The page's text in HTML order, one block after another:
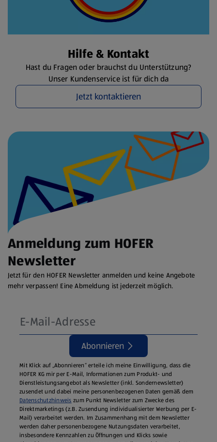
Hilfe & Kontakt
Hast du Fragen oder brauchst du Unterstützung?
Unser Kundenservice ist für dich da
Jetzt kontaktieren
Anmeldung zum HOFER
Newsletter
Jetzt für den HOFER Newsletter anmelden und keine Angebote
mehr verpassen! Eine Abmeldung ist jederzeit möglich.
Abonnieren
Mit Klick auf „Abonnieren“ erteile ich meine Einwilligung, dass die
HOFER KG mir per E-Mail, Informationen zum Produkt- und
Dienstleistungsangebot als Newsletter (inkl. Sondernewsletter)
zusendet und dabei meine personenbezogenen Daten gemäß dem
Datenschutzhinweis zum Punkt Newsletter zum Zwecke des
Direktmarketings (z.B. Zusendung individualisierter Werbung per E-
Mail) verarbeitet werden. Im Zusammenhang mit dem Newsletter
werden daher personenbezogene Nutzungsdaten verarbeitet,
insbesondere Kennzahlen zu Öffnungen und Klicks sowie